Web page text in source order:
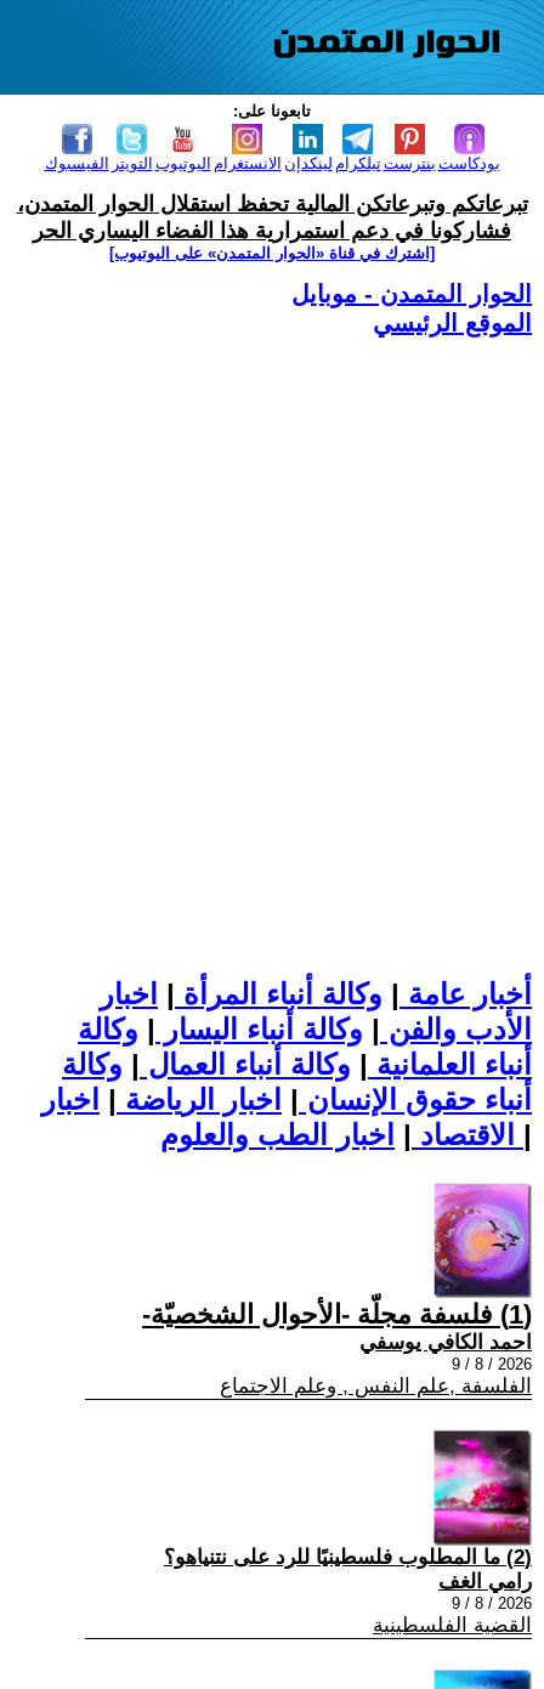
تابعونا على:
الفيسبوك التويتر اليوتيوب الانستغرام لينكدإن تيلكرامبنترست بودكاست
تبرعاتكم وتبرعاتكن المالية تحفظ استقلال الحوار المتمدن،
فشاركونا في دعم استمرارية هذا الفضاء اليساري الحر
[اشترك في قناة ‫«الحوار المتمدن» على اليوتيوب]
الحوار المتمدن - موبايل
الموقع الرئيسي
أخبار عامة | وكالة أنباء المرأة | اخبار
الأدب والفن | وكالة أنباء اليسار | وكالة
أنباء العلمانية | وكالة أنباء العمال | وكالة
أنباء حقوق الإنسان | اخبار الرياضة | اخبار
الاقتصاد | |
(1) فلسفة مجلّة -الأحوال الشخصيّة-
احمد الكافي يوسفي
2026 / 8 / 9
الفلسفة ,علم النفس , وعلم الاجتماع
(2) ما المطلوب فلسطينيًا للرد على نتنياهو؟
رامي الغف
2026 / 8 / 9
القضية الفلسطينية